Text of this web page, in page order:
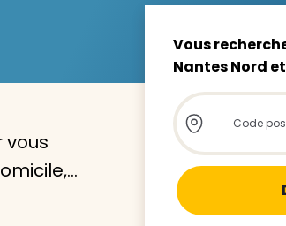
trouvez le
qui vous
vous
Vous
Nantes Nord
Store
Rechercher